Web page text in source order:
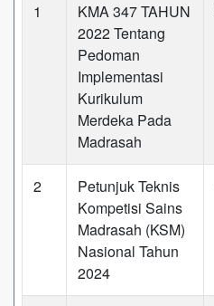
1
KMA 347 TAHUN
2022 Tentang
Pedoman
Implementasi
Kurikulum
Merdeka Pada
Madrasah
2
Petunjuk Teknis
Kompetisi Sains
Madrasah (KSM)
Nasional Tahun
2024